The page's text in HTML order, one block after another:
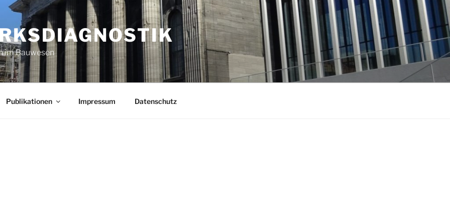
im Bauwesen
Publikationen Impressum Datenschutz